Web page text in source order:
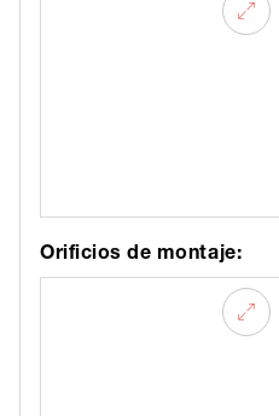
Orificios de montaje: